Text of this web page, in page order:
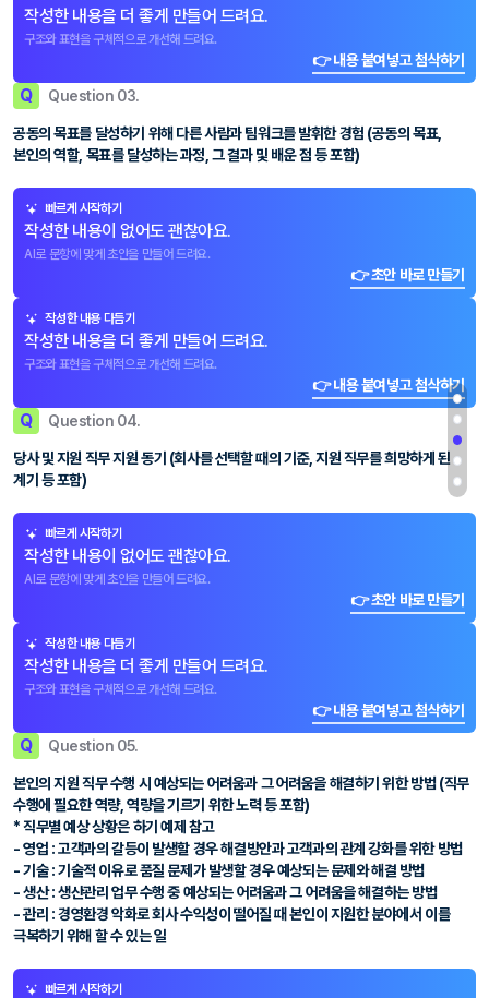
작성한 내용을 더 좋게 만들어 드려요.
구조와 표현을 구체적으로 개선해 드려요.
👉 내용 붙여넣고 첨삭하기
Q Question 03.
공동의 목표를 달성하기 위해 다른 사람과 팀워크를 발휘한 경험 (공동의 목표,
본인의 역할, 목표를 달성하는 과정, 그 결과 및 배운 점 등 포함)
빠르게 시작하기
작성한 내용이 없어도 괜찮아요.
AI로 문항에 맞게 초안을 만들어 드려요.
👉 초안 바로 만들기
작성한 내용 다듬기
작성한 내용을 더 좋게 만들어 드려요.
구조와 표현을 구체적으로 개선해 드려요.
👉 내용 붙여넣고 첨삭하기
Q Question 04.
당사 및 지원 직무 지원 동기 (회사를 선택할 때의 기준, 지원 직무를 희망하게 된
계기 등 포함)
빠르게 시작하기
작성한 내용이 없어도 괜찮아요.
AI로 문항에 맞게 초안을 만들어 드려요.
👉 초안 바로 만들기
작성한 내용 다듬기
작성한 내용을 더 좋게 만들어 드려요.
구조와 표현을 구체적으로 개선해 드려요.
👉 내용 붙여넣고 첨삭하기
Q Question 05.
본인의 지원 직무 수행 시 예상되는 어려움과 그 어려움을 해결하기 위한 방법 (직무
수행에 필요한 역량, 역량을 기르기 위한 노력 등 포함)
* 직무별 예상 상황은 하기 예제 참고
- 영업 : 고객과의 갈등이 발생할 경우 해결방안과 고객과의 관계 강화를 위한 방법
- 기술 : 기술적 이유로 품질 문제가 발생할 경우 예상되는 문제와 해결 방법
- 생산 : 생산관리 업무 수행 중 예상되는 어려움과 그 어려움을 해결하는 방법
- 관리 : 경영환경 악화로 회사 수익성이 떨어질 때 본인이 지원한 분야에서 이를
극복하기 위해 할 수 있는 일
빠르게 시작하기